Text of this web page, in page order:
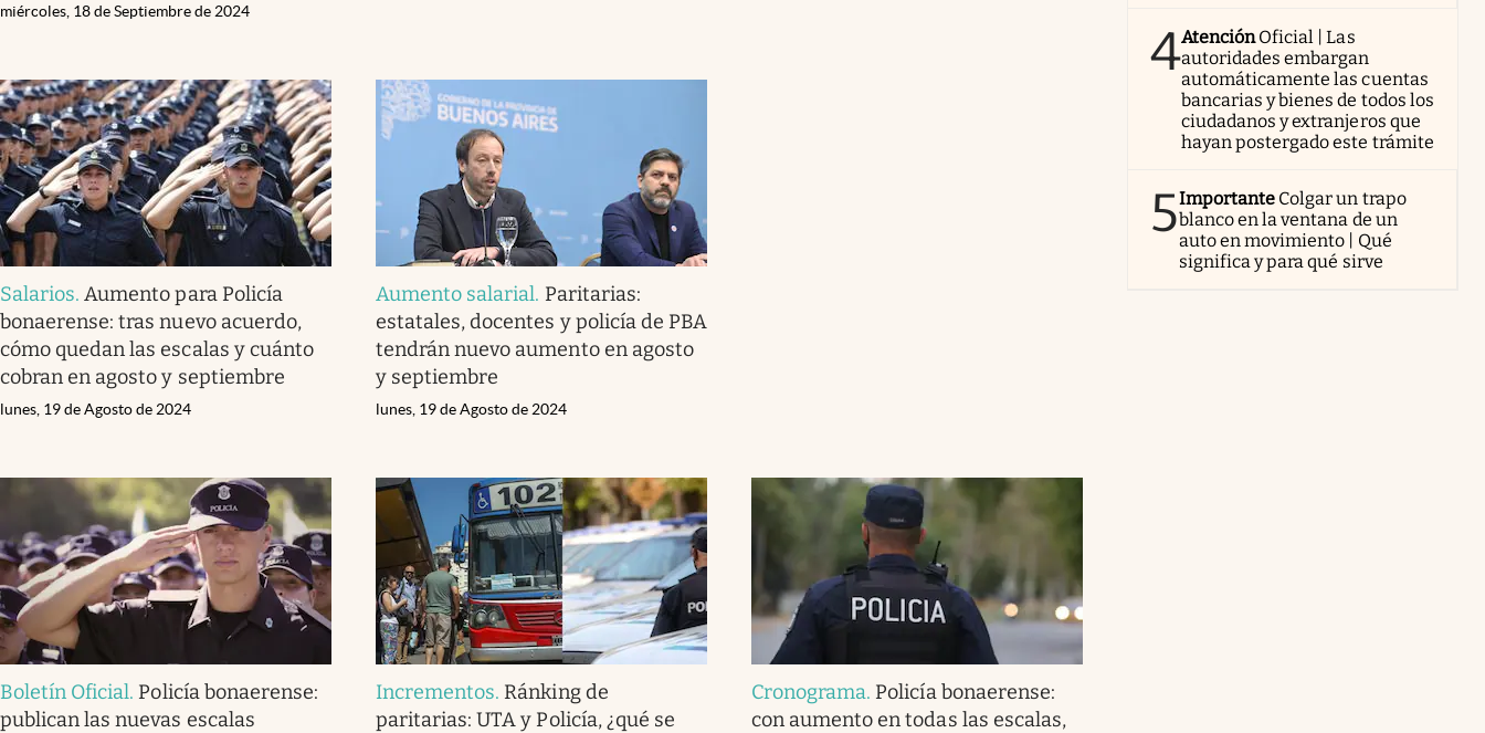
miércoles, 18 de Septiembre de 2024
Salarios.Aumento para Policía
bonaerense: tras nuevo acuerdo,
cómo quedan las escalas y cuánto
cobran en agosto y septiembre
lunes, 19 de Agosto de 2024
Aumento salarial. Paritarias:
estatales, docentes y policía de PBA
tendrán nuevo aumento en agosto
y septiembre
lunes, 19 de Agosto de 2024
Boletín Oficial. Policía bonaerense:
publican las nuevas escalas
Incrementos. Ránking de
paritarias: UTA y Policía, ¿qué se
Cronograma. Policía bonaerense:
con aumento en todas las escalas,
4AtenciónOficial | Las
autoridades embargan
automáticamente las cuentas
bancarias y bienes de todos los
ciudadanos y extranjeros que
hayan postergado este trámite
5Importante Colgar un trapo
blanco en la ventana de un
auto en movimiento | Qué
significa y para qué sirve